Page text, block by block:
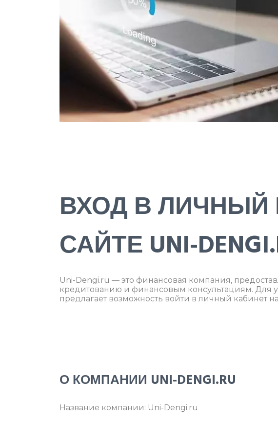
ВХОД В ЛИЧНЫЙ
САЙТЕ UNI-
Uni-Dengi.ru — это финансовая компания,
кредитованию и финансовым консультациям. Для
предлагает возможность войти в личный кабинет
О КОМПАНИИ UNI-DENGI.RU
Название компании: Uni-Dengi.ru